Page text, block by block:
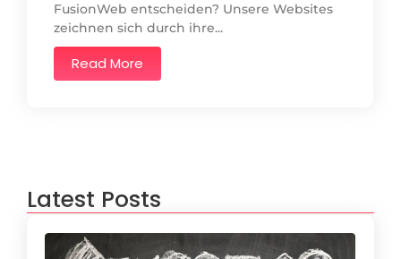
FusionWeb entscheiden? Unsere Websites
zeichnen sich durch ihre...
Read More
Latest Posts